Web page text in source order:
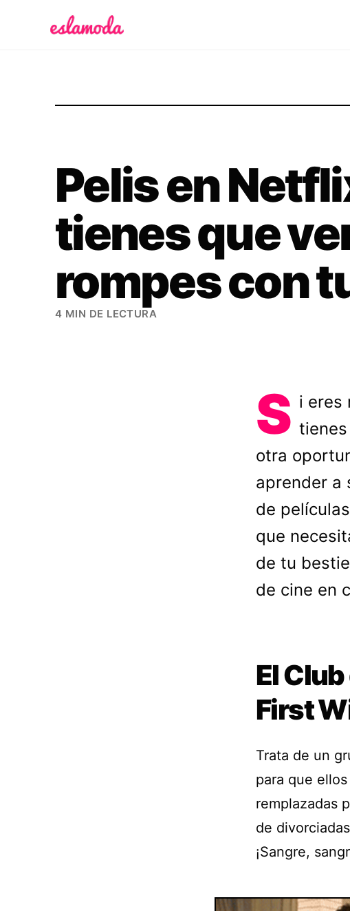
Pelis en
tienes que
rompes con
4 MIN DE LECTURA
S i eres
otra
aprender a
de
que
de tu
de cine en
El
First
Trata de un
para que
remplazadas
de
¡Sangre,